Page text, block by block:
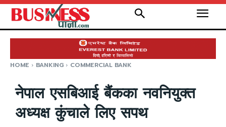
HOME BANKING COMMERCIAL BANK
नेपाल एसबिआई बैंकका नवनियुक्त
अध्यक्ष कुंचाले लिए सपथ